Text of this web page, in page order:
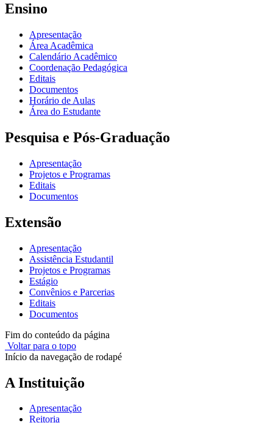
Ensino
Apresentação
Área Acadêmica
Calendário Acadêmico
Coordenação Pedagógica
Editais
Documentos
Horário de Aulas
Área do Estudante
Pesquisa e Pós-Graduação
Apresentação
Projetos e Programas
Editais
Documentos
Extensão
Apresentação
Assistência Estudantil
Projetos e Programas
Estágio
Convênios e Parcerias
Editais
Documentos
Fim do conteúdo da página
Voltar para o topo
Início da navegação de rodapé
A Instituição
Apresentação
Reitoria